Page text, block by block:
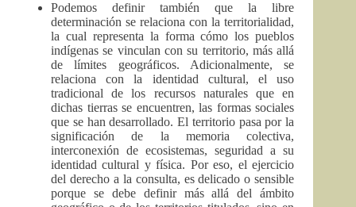
Podemos definir también que la libre
determinación se relaciona con la territorialidad,
la cual representa la forma cómo los pueblos
indígenas se vinculan con su territorio, más allá
de límites geográficos. Adicionalmente, se
relaciona con la identidad cultural, el uso
tradicional de los recursos naturales que en
dichas tierras se encuentren, las formas sociales
que se han desarrollado. El territorio pasa por la
significación de la memoria colectiva,
interconexión de ecosistemas, seguridad a su
identidad cultural y física. Por eso, el ejercicio
del derecho a la consulta, es delicado o sensible
porque se debe definir más allá del ámbito